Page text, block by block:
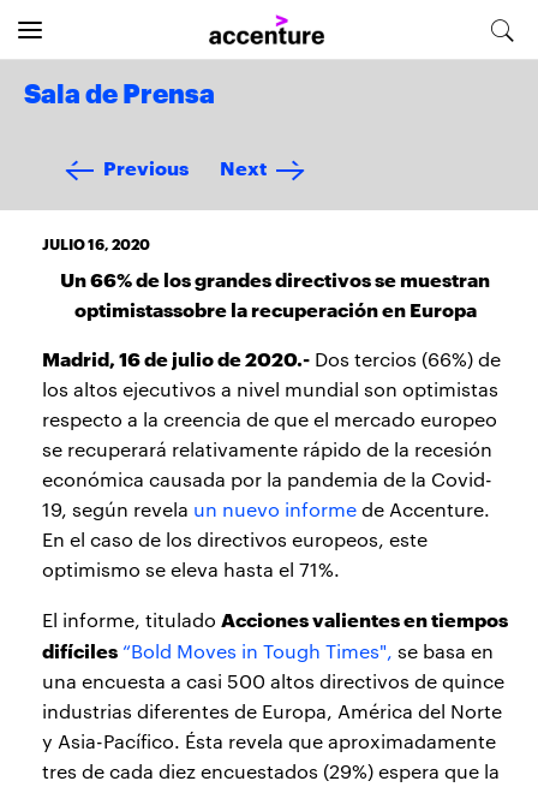
Sala de Prensa
Previous Next
JULIO 16, 2020
Un 66% de los grandes directivos se muestran
optimistassobre la recuperación en Europa
Madrid, 16 de julio de 2020.- Dos tercios (66%) de
los altos ejecutivos a nivel mundial son optimistas
respecto a la creencia de que el mercado europeo
se recuperará relativamente rápido de la recesión
económica causada por la pandemia de la Covid-
19, según revela un nuevo informede Accenture.
En el caso de los directivos europeos, este
optimismo se eleva hasta el 71%.
El informe, titulado Acciones valientes en tiempos
difíciles “Bold Moves in Tough Times", se basa en
una encuesta a casi 500 altos directivos de quince
industrias diferentes de Europa, América del Norte
y Asia-Pacífico. Ésta revela que aproximadamente
tres de cada diez encuestados (29%) espera que la